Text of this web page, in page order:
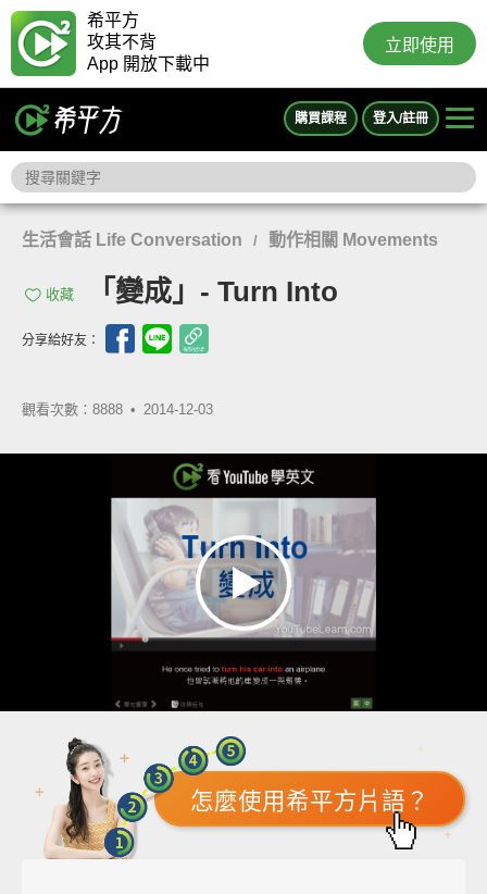
希平方
攻其不背
App 開放下載中
立即使用
購買課程 登入/註冊
生活會話 Life Conversation / 動作相關 Movements
收藏 「變成」- Turn Into
分享給好友：
觀看次數：8888 • 2014-12-03
怎麼使用希平方片語？